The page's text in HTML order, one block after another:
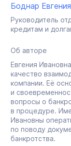
Боднар
Руководитель
кредитам и
Об авторе
Евгения
качество
компании. Её
и
вопросы о
в процедуре.
Ивановны
по поводу
банкротства.